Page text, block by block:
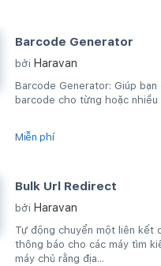
Barcode Generator
bởi Haravan
Barcode Generator: Giúp bạn
barcode cho từng hoặc nhiều
Miễn phí
Bulk Url Redirect
bởi Haravan
Tự động chuyển một liên kết
thông báo cho các máy tìm
máy chủ rằng địa...